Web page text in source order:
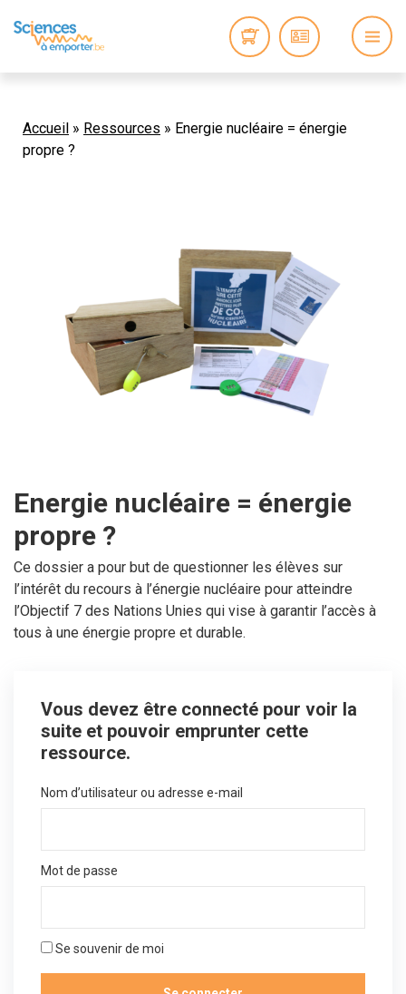
Accueil » Ressources » Energie nucléaire = énergie
propre ?
Energie nucléaire = énergie
propre ?
Ce dossier a pour but de questionner les élèves sur
l’intérêt du recours à l’énergie nucléaire pour atteindre
l’Objectif 7 des Nations Unies qui vise à garantir l’accès à
tous à une énergie propre et durable.
Vous devez être connecté pour voir la
suite et pouvoir emprunter cette
ressource.
Nom d’utilisateur ou adresse e-mail
Mot de passe
Se souvenir de moi